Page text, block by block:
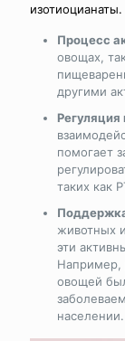
изотиоцианаты.
Процесс
овощах,
другими
Регуляция
помогает
таких как
животных
эти
Например,
овощей
населении.